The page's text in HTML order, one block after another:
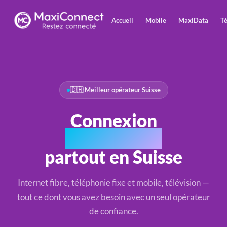
Accueil Mobile MaxiData
🇨🇭 Meilleur opérateur Suisse
Connexion
partout en Suisse
Internet fibre, téléphonie fixe et mobile, télévision —
tout ce dont vous avez besoin avec un seul opérateur
de confiance.